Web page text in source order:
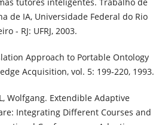
de IA, Universidade Federal do Rio
- RJ: UFRJ, 2003.
Approach to Portable Ontology
Acquisition, vol. 5: 199-220, 1993.
Wolfgang. Extendible Adaptive
Integrating Different Courses and